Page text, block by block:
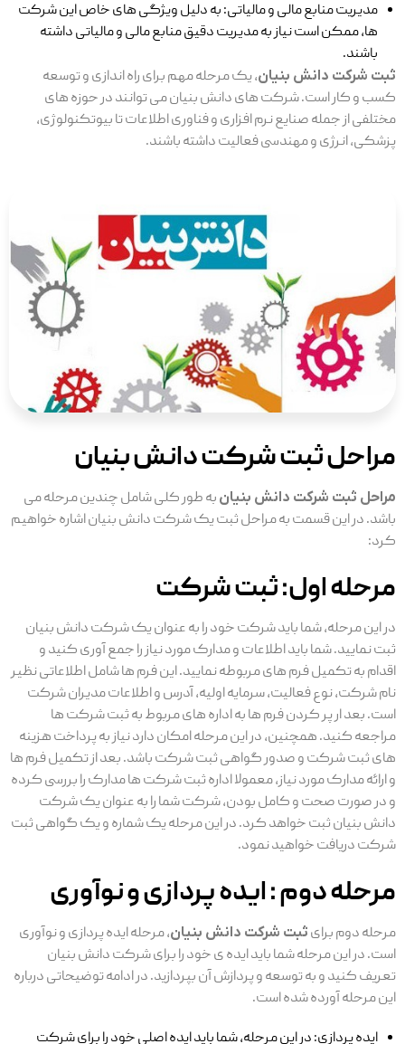
مدیریت منابع مالی و مالیاتی: به دلیل ویژگی‌ های خاص این شرکت
ها، ممکن است نیاز به مدیریت دقیق منابع مالی و مالیاتی داشته
باشند.
ثبت شرکت دانش بنیان، یک مرحله مهم برای راه‌ اندازی و توسعه
کسب و کار است. شرکت ‌های دانش ‌بنیان می ‌توانند در حوزه ‌های
مختلفی از جمله صنایع نرم ‌افزاری و فناوری اطلاعات تا بیوتکنولوژی،
پزشکی، انرژی و مهندسی فعالیت داشته باشند.
مراحل ثبت شرکت دانش بنیان
مراحل ثبت شرکت دانش بنیان به طور کلی شامل چندین مرحله می
‌باشد. در این قسمت به مراحل ثبت یک شرکت دانش بنیان اشاره خواهیم
کرد:
مرحله اول: ثبت شرکت
در این مرحله، شما باید شرکت خود را به عنوان یک شرکت دانش بنیان
ثبت نمایید. شما باید اطلاعات و مدارک مورد نیاز را جمع آوری کنید و
اقدام به تکمیل فرم‌ های مربوطه نمایید. این فرم‌ ها شامل اطلاعاتی نظیر
نام شرکت، نوع فعالیت، سرمایه اولیه، آدرس و اطلاعات مدیران شرکت
است. بعد ار پر کردن فرم ها به اداره های مربوط به ثبت شرکت ها
مراجعه کنید. همچنین، در این مرحله امکان دارد نیاز به پرداخت هزینه
‌های ثبت شرکت و صدور گواهی ثبت شرکت باشد. بعد از تکمیل فرم ‌ها
و ارائه مدارک مورد نیاز، معمولا اداره ثبت شرکت‌ ها مدارک را بررسی کرده
و در صورت صحت و کامل بودن، شرکت شما را به عنوان یک شرکت
دانش بنیان ثبت خواهد کرد. در این مرحله یک شماره و یک گواهی ثبت
شرکت دریافت خواهید نمود.
مرحله دوم : ایده پردازی و نوآوری
مرحله دوم برای ثبت شرکت دانش بنیان، مرحله ایده پردازی و نوآوری
است. در این مرحله شما باید ایده ‌ی خود را برای شرکت دانش بنیان
تعریف کنید و به توسعه و پردازش آن بپردازید. در ادامه توضیحاتی درباره
این مرحله آورده شده است.
ایده پردازی: در این مرحله، شما باید ایده اصلی خود را برای شرکت